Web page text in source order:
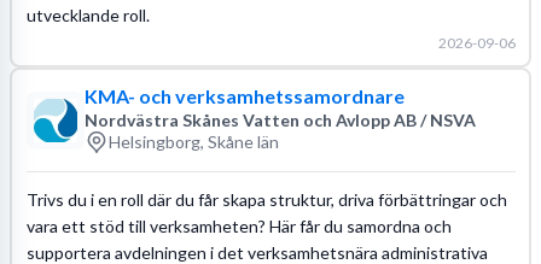
utvecklande roll.
2026-09-06
KMA- och verksamhetssamordnare
Nordvästra Skånes Vatten och Avlopp AB / NSVA
Helsingborg, Skåne län
Trivs du i en roll där du får skapa struktur, driva förbättringar och
vara ett stöd till verksamheten? Här får du samordna och
supportera avdelningen i det verksamhetsnära administrativa